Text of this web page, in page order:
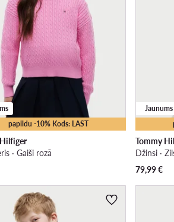
papildu -10% Kods: LAST
· Gaiši rozā
Jaunums
Tommy
Džinsi ·
79,99€